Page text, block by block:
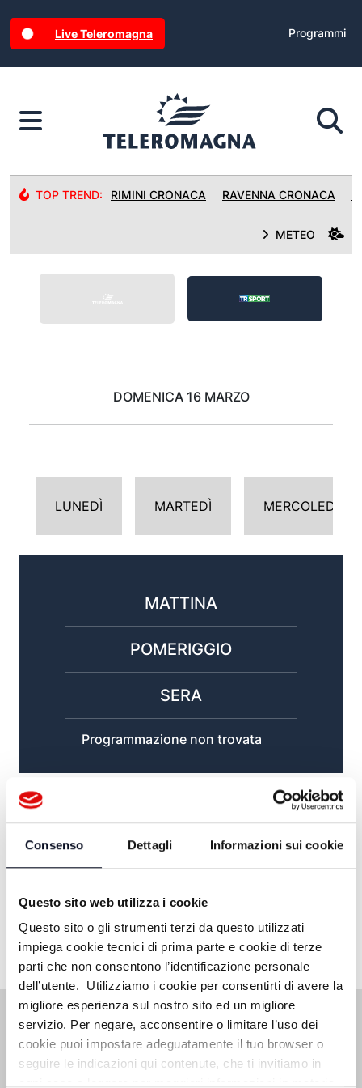
Consenso Dettagli Informazioni sui cookie
Questo sito web utilizza i cookie
Questo sito o gli strumenti terzi da questo utilizzati
impiega cookie tecnici di prima parte e cookie di terze
parti che non consentono l’identificazione personale
dell’utente. Utilizziamo i cookie per consentirti di avere la
migliore esperienza sul nostro sito ed un migliore
servizio. Per negare, acconsentire o limitare l’uso dei
cookie puoi impostare adeguatamente il tuo browser o
seguire le indicazioni qui contenute, che ti invitiamo in
Live Teleromagna Programmi
TOP TREND: RIMINI CRONACA RAVENNA CRONACA
METEO
DOMENICA 16 MARZO
LUNEDÌ MARTEDÌ MERCOLEDÌ
MATTINA
POMERIGGIO
SERA
Programmazione non trovata